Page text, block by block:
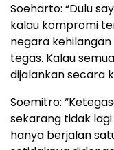
Soeharto: “Dulu
kalau kompromi
negara
tegas. Kalau
dijalankan secara
Soemitro:
sekarang tidak
hanya berjalan